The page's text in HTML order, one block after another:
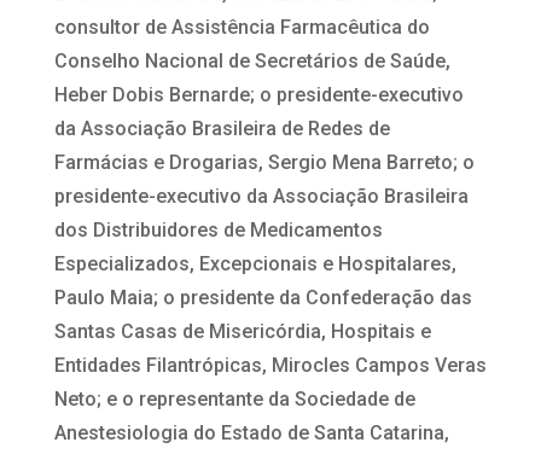
consultor de Assistência Farmacêutica do
Conselho Nacional de Secretários de Saúde,
Heber Dobis Bernarde; o presidente-executivo
da Associação Brasileira de Redes de
Farmácias e Drogarias, Sergio Mena Barreto; o
presidente-executivo da Associação Brasileira
dos Distribuidores de Medicamentos
Especializados, Excepcionais e Hospitalares,
Paulo Maia; o presidente da Confederação das
Santas Casas de Misericórdia, Hospitais e
Entidades Filantrópicas, Mirocles Campos Veras
Neto; e o representante da Sociedade de
Anestesiologia do Estado de Santa Catarina,